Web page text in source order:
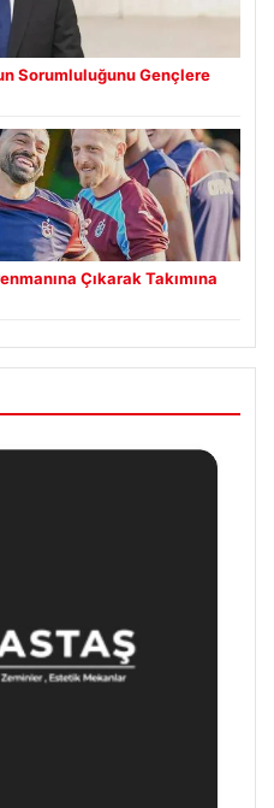
Sorumluluğunu Gençlere
Çıkarak Takımına